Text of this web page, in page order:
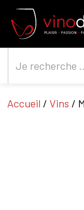
Accueil / Vins /